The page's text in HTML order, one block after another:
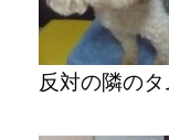
反対の隣の